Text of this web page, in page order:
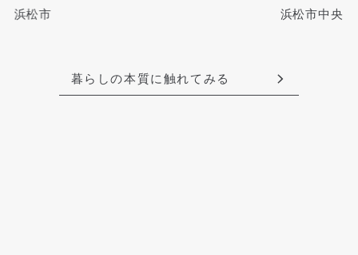
浜松市 浜松市中央
暮らしの本質に触れてみる